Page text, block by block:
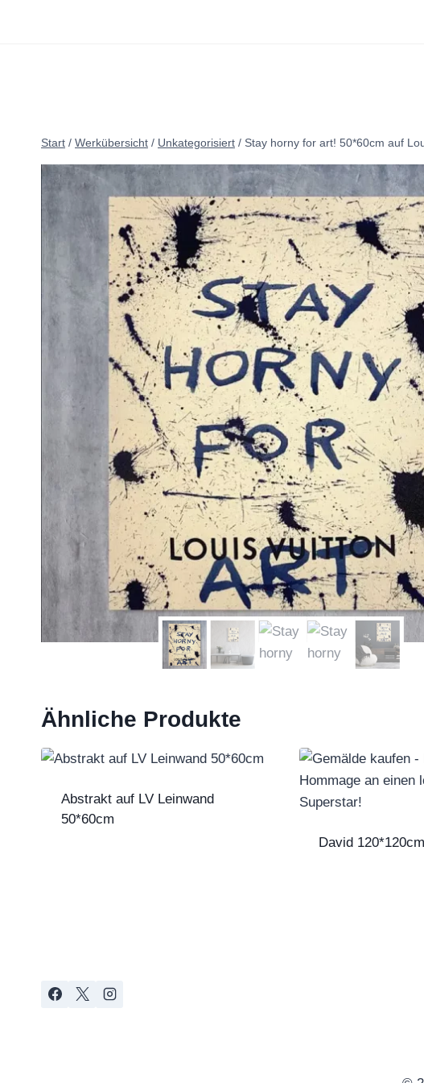
Start / Werkübersicht / Unkategorisiert / Stay horny for art! 50*60cm auf
Ähnliche Produkte
Abstrakt auf LV Leinwand
50*60cm
David 120*120cm